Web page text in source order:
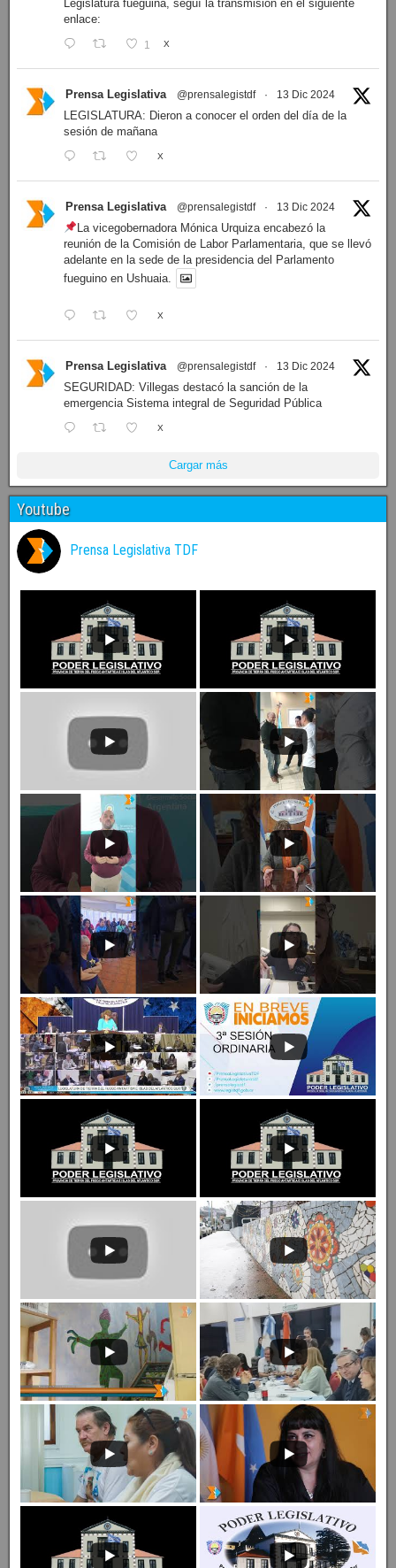
Legislatura fueguina, seguí la transmisión en el siguiente
enlace:
1 X
Prensa Legislativa @prensalegistdf · 13 Dic 2024
LEGISLATURA: Dieron a conocer el orden del día de la
sesión de mañana
X
Prensa Legislativa @prensalegistdf · 13 Dic 2024
La vicegobernadora Mónica Urquiza encabezó la
reunión de la Comisión de Labor Parlamentaria, que se llevó
adelante en la sede de la presidencia del Parlamento
fueguino en Ushuaia.
X
Prensa Legislativa @prensalegistdf · 13 Dic 2024
SEGURIDAD: Villegas destacó la sanción de la
emergencia Sistema integral de Seguridad Pública
X
Cargar más
Youtube
Prensa Legislativa TDF